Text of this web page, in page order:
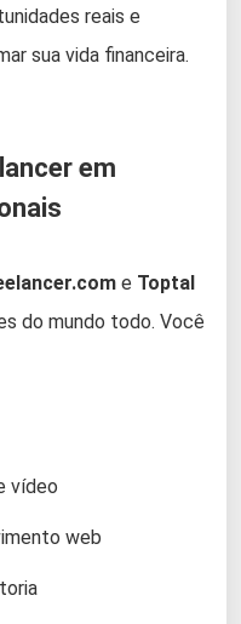
reais e
sua vida financeira.
em
e Toptal
do mundo todo. Você
vídeo
web